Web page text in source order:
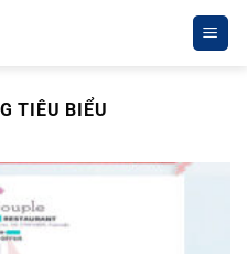
TIÊU BIỂU